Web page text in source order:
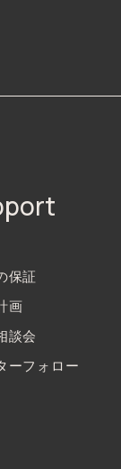
保証
画
談会
ーフォロー